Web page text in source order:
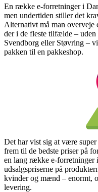
En række e-forretninger i
men undertiden stiller det
Alternativt må man overveje
der i de fleste tilfælde –
Svendborg eller Støvring –
pakken til en pakkeshop.
Det har vist sig at være
frem til de bedste priser på
en lang række e-forretninger
udsalgspriserne på
kvinder og mænd – enormt,
levering.